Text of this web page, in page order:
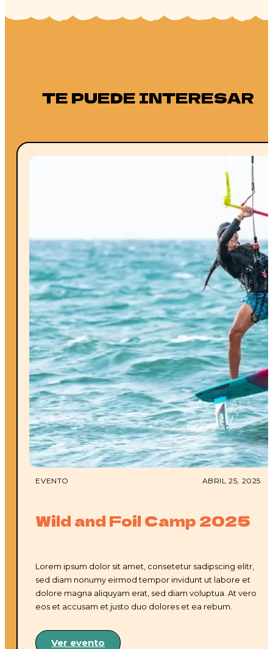
TE PUEDE INTERESAR
EVENTO ABRIL 25, 2025
Wild and Foil Camp 2025
Lorem ipsum dolor sit amet, consetetur sadipscing elitr,
sed diam nonumy eirmod tempor invidunt ut labore et
dolore magna aliquyam erat, sed diam voluptua. At vero
eos et accusam et justo duo dolores et ea rebum.
Ver evento